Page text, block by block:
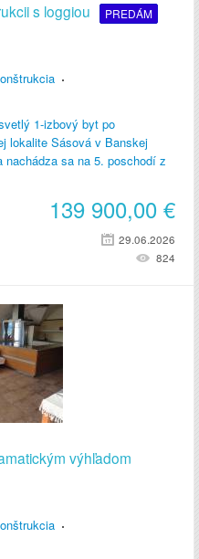
s loggiou PREDÁM
1-izbový byt po
lokalite Sásová v Banskej
nachádza sa na 5. poschodí z
139 900,00 €
29.06.2026
824
výhľadom